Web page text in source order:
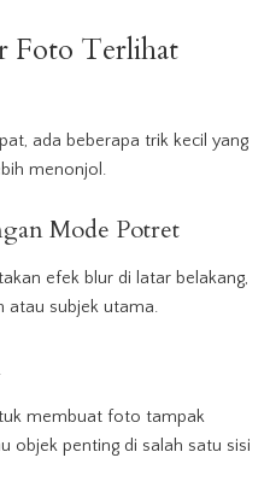
Foto Terlihat
ada beberapa trik kecil yang
menonjol.
Mode Potret
efek blur di latar belakang,
atau subjek utama.
membuat foto tampak
objek penting di salah satu sisi